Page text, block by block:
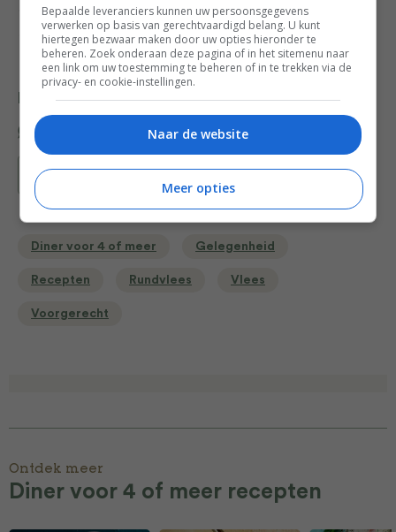
Credits Recepten Samuel Levie – Fotografie Saskia van
Osnabrugge
Deel dit recept
Bewaar recept
Diner voor 4 of meer Gelegenheid
Recepten Rundvlees Vlees
Voorgerecht
Ontdek meer
Diner voor 4 of meer recepten
Bepaalde leveranciers kunnen uw persoonsgegevens
verwerken op basis van gerechtvaardigd belang. U kunt
hiertegen bezwaar maken door uw opties hieronder te
beheren. Zoek onderaan deze pagina of in het sitemenu naar
een link om uw toestemming te beheren of in te trekken via de
privacy- en cookie-instellingen.
Naar de website
Meer opties